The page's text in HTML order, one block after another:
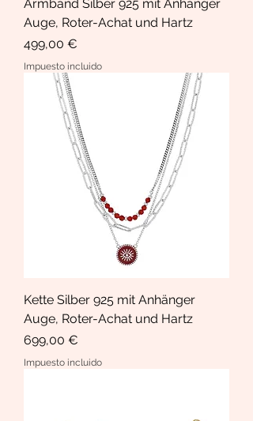
Armband Silber 925 mit Anhänger
Auge, Roter-Achat und Hartz
Precio
499,00 €
Impuesto incluido
Kette Silber 925 mit Anhänger
Auge, Roter-Achat und Hartz
Precio
699,00 €
Impuesto incluido